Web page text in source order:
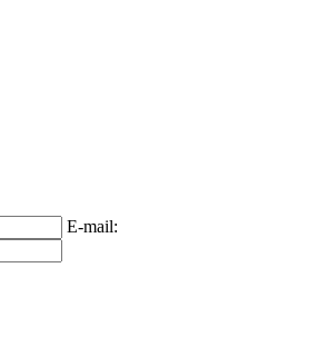
E-mail: